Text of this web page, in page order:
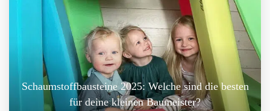
Schaumstoffbausteine 2025: Welche sind die besten
für deine kleinen Baumeister?